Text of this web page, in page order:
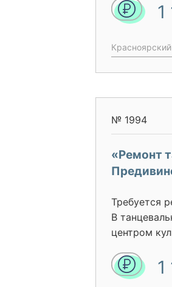
ЖКХ,
социальную
выступает
1
№ 1994
«Ремонт
Требуется
B
центром
культурной
1